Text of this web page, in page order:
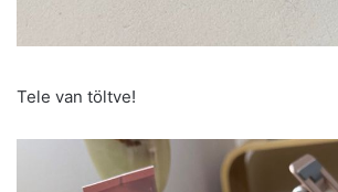
Tele van töltve!